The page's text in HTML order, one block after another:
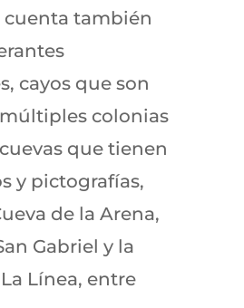
cuenta también
cayos que son
colonias
que tienen
y pictografías,
de la Arena,
Gabriel y la
Línea, entre